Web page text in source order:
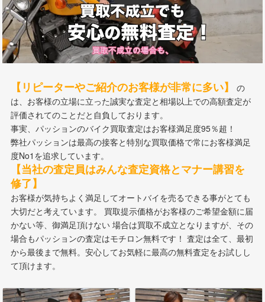
【リピーターやご紹介のお客様が非常に多い】
は、お客様の立場に立った誠実な査定と相場以上での高額査定が
評価されてのことだと自負しております。
事実、パッションのバイク買取査定はお客様満足度95％超！
弊社パッションは最高の接客と特別な買取価格で常にお客様満足
度No1を追求しています。
【当社の査定員はみんな査定資格とマナー講習を
修了】
お客様が気持ちよく満足してオートバイを売るできる事がとても
大切だと考えています。 買取提示価格がお客様のご希望金額に届
かない等、御満足頂けない 場合は買取不成立となりますが、その
場合もパッションの査定はモチロン無料です！ 査定は全て、最初
から最後まで無料。安心してお気軽に最高の無料査定をお試しし
て頂けます。